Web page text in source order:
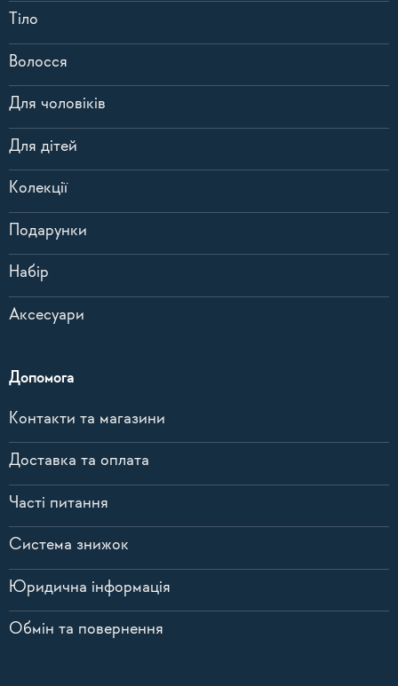
Тіло
Волосся
Для чоловіків
Для дітей
Колекції
Подарунки
Набір
Аксесуари
Допомога
Контакти та магазини
Доставка та оплата
Часті питання
Система знижок
Юридична інформація
Обмін та повернення